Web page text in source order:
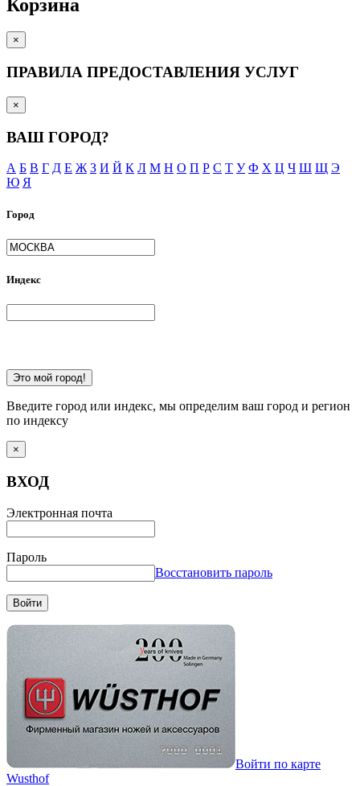
Корзина
×
ПРАВИЛА ПРЕДОСТАВЛЕНИЯ УСЛУГ
×
ВАШ ГОРОД?
А Б В Г Д Е Ж З И Й К Л М Н О П Р С Т У Ф Х Ц Ч Ш Щ Э
Ю Я
Город
Индекс
Это мой город!
Введите город или индекс, мы определим ваш город и регион
по индексу
×
ВХОД
Электронная почта
Пароль
Восстановить пароль
Войти
Войти по карте
Wusthof